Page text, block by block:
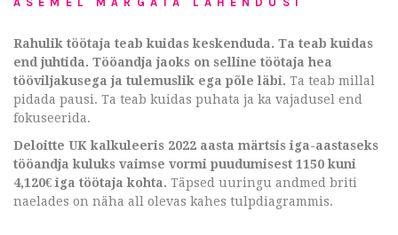
Rahulik töötaja teab kuidas keskenduda. Ta teab kuidas
end juhtida. Tööandja jaoks on selline töötaja hea
tööviljakusega ja tulemuslik ega põle läbi. Ta teab millal
pidada pausi. Ta teab kuidas puhata ja ka vajadusel end
fokuseerida.
Deloitte UK kalkuleeris 2022 aasta märtsis iga-aastaseks
tööandja kuluks vaimse vormi puudumisest 1150 kuni
4,120€ iga töötaja kohta. Täpsed uuringu andmed briti
naelades on näha all olevas kahes tulpdiagrammis.